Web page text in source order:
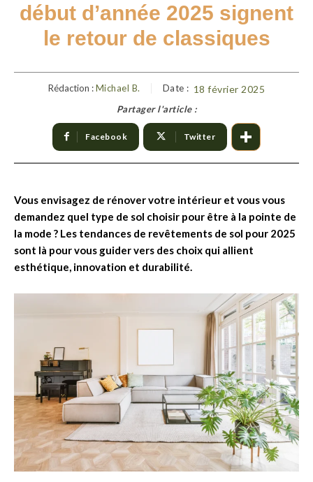
début d’année 2025 signent
le retour de classiques
Rédaction : Michael B. Date : 18 février 2025
Partager l'article :
Facebook Twitter
Vous envisagez de rénover votre intérieur et vous vous
demandez quel type de sol choisir pour être à la pointe de
la mode ? Les tendances de revêtements de sol pour 2025
sont là pour vous guider vers des choix qui allient
esthétique, innovation et durabilité.